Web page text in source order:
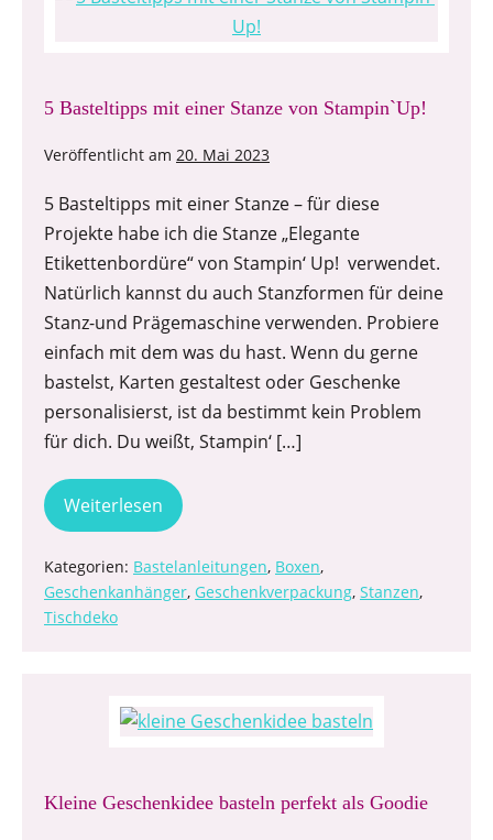
5 Basteltipps mit einer Stanze von Stampin`Up!
Veröffentlicht am 20. Mai 2023
5 Basteltipps mit einer Stanze – für diese
Projekte habe ich die Stanze „Elegante
Etikettenbordüre“ von Stampin‘ Up! verwendet.
Natürlich kannst du auch Stanzformen für deine
Stanz-und Prägemaschine verwenden. Probiere
einfach mit dem was du hast. Wenn du gerne
bastelst, Karten gestaltest oder Geschenke
personalisierst, ist da bestimmt kein Problem
für dich. Du weißt, Stampin‘ […]
Weiterlesen
Kategorien: Bastelanleitungen, Boxen,
Geschenkanhänger, Geschenkverpackung, Stanzen,
Tischdeko
Kleine Geschenkidee basteln perfekt als Goodie